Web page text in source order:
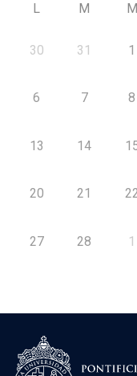
L M M
30 31 1
6 7 8
13 14
20 21
27 28 1